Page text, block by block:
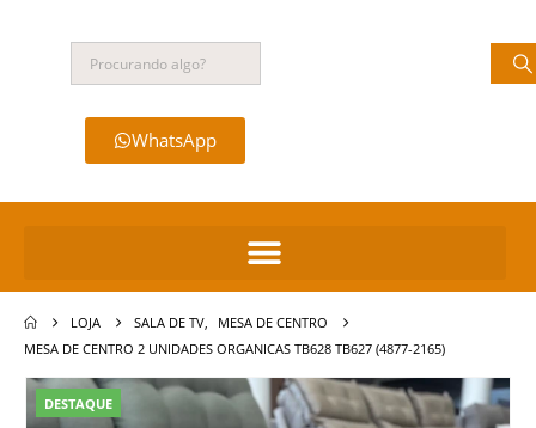
WhatsApp
LOJA SALA DE TV
MESA DE CENTRO
MESA DE CENTRO 2 UNIDADES ORGANICAS TB628 TB627 (4877-2165)
DESTAQUE